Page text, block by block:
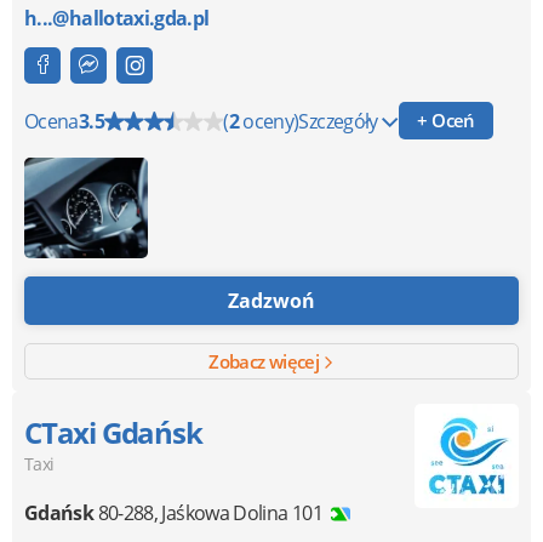
h...@hallotaxi.gda.pl
Ocena3.5 (2oceny)Szczegóły + Oceń
Zadzwoń
Zobacz więcej
CTaxi Gdańsk
Taxi
Gdańsk80-288,Jaśkowa Dolina 101